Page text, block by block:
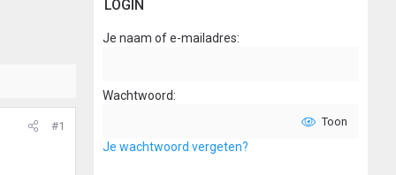
#1
LOGIN
Je naam of e-mailadres
Wachtwoord
Toon
Je wachtwoord vergeten?